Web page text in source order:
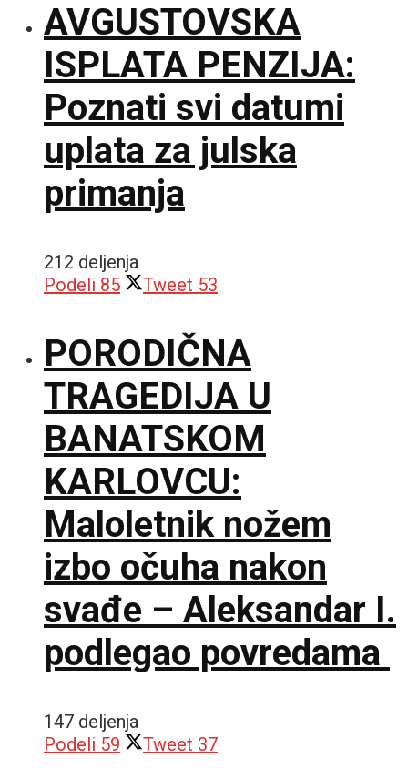
AVGUSTOVSKA
ISPLATA PENZIJA:
Poznati svi datumi
uplata za julska
primanja
212 deljenja
Podeli 85 Tweet 53
PORODIČNA
TRAGEDIJA U
BANATSKOM
KARLOVCU:
Maloletnik nožem
izbo očuha nakon
svađe – Aleksandar I.
podlegao povredama
147 deljenja
Podeli 59 Tweet 37